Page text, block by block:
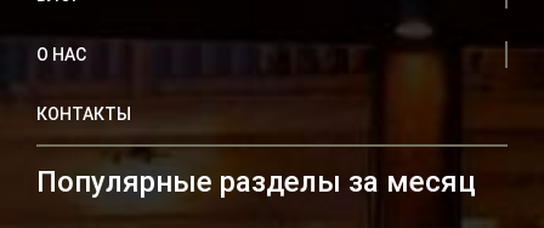
О НАС
КОНТАКТЫ
Популярные разделы за месяц